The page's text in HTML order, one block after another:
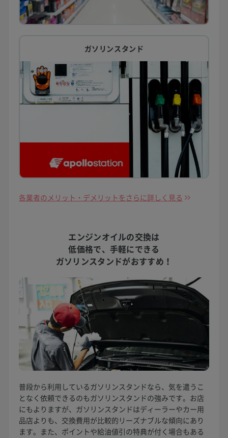
ガソリンスタンド
各業者のメリット・デメリットをさらに詳しく見る
エンジンオイルの交換は
低価格で、 手軽にできる
ガソリンスタンドがおすすめ！
普段から利用しているガソリンスタンドなら、気を遣うこ
となく依頼できるのもガソリンスタンドの強みです。お店
にもよりますが、ガソリンスタンドはディーラーやカー用
品店よりも、交換費用が比較的リーズナブルな傾向にあり
ます。また、ポイントや給油値引の特典が付く場合もある